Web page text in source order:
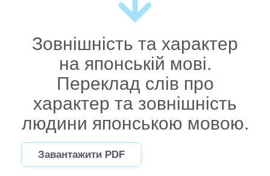
Зовнішність та характер
на японській мові.
Переклад слів про
характер та зовнішність
людини японською мовою.
Завантажити PDF